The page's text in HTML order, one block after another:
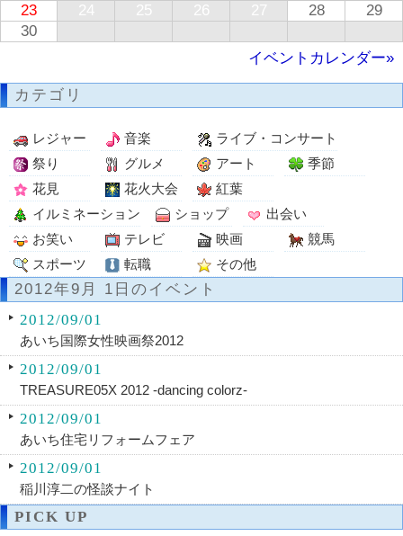
23
24 25 26 27 28
29
30
イベントカレンダー»
カテゴリ
レジャー 音楽
ライブ・コンサート
祭り
グルメ アート
季節
花見
花火大会
紅葉
イルミネーション
ショップ
出会い
お笑い
テレビ 映画
競馬
スポーツ
転職 その他
2012年9月 1日のイベント
2012/09/01
あいち国際女性映画祭2012
2012/09/01
TREASURE05X 2012 -dancing colorz-
2012/09/01
あいち住宅リフォームフェア
2012/09/01
稲川淳二の怪談ナイト
PICK UP